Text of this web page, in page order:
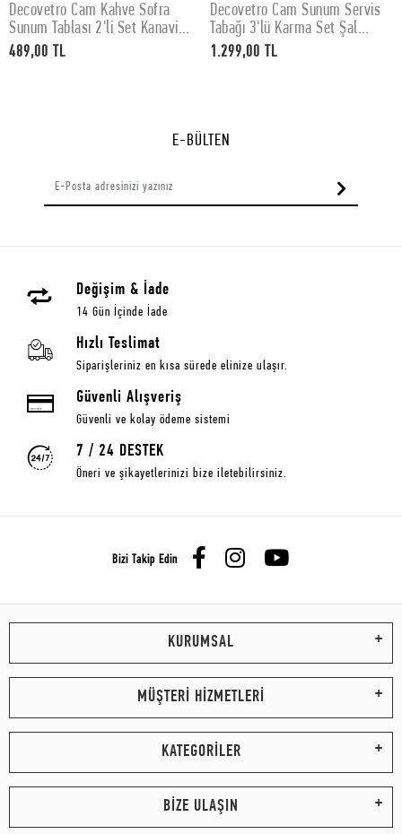
SEPETE EKLE
Decovetro Cam Kahve Sofra
Sunum Tablası 2'li Set Kanaviçe
Desenli 30 x 15 cm
489,00 TL
SEPETE EKLE
Decovetro Cam Sunum Servis
Tabağı 3'lü Karma Set Şal
Desenli
1.299,00 TL
E-BÜLTEN
Değişim & İade
14 Gün İçinde İade
Hızlı Teslimat
Siparişleriniz en kısa sürede elinize ulaşır.
Güvenli Alışveriş
Güvenli ve kolay ödeme sistemi
7 / 24 DESTEK
Öneri ve şikayetlerinizi bize iletebilirsiniz.
Bizi Takip Edin
KURUMSAL
MÜŞTERİ HİZMETLERİ
KATEGORİLER
BİZE ULAŞIN